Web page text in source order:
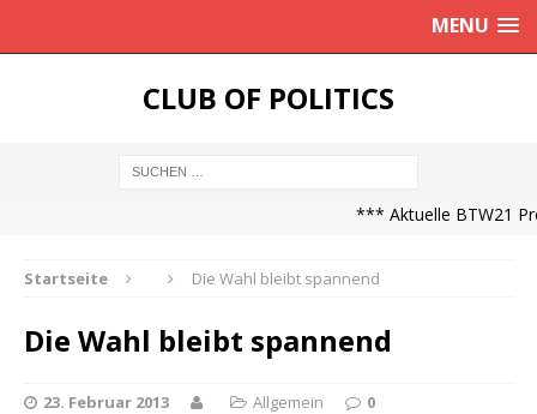
MENU
CLUB OF POLITICS
*** Aktuelle BTW21
Startseite Die Wahl bleibt spannend
Die Wahl bleibt spannend
23. Februar 2013 Allgemein 0